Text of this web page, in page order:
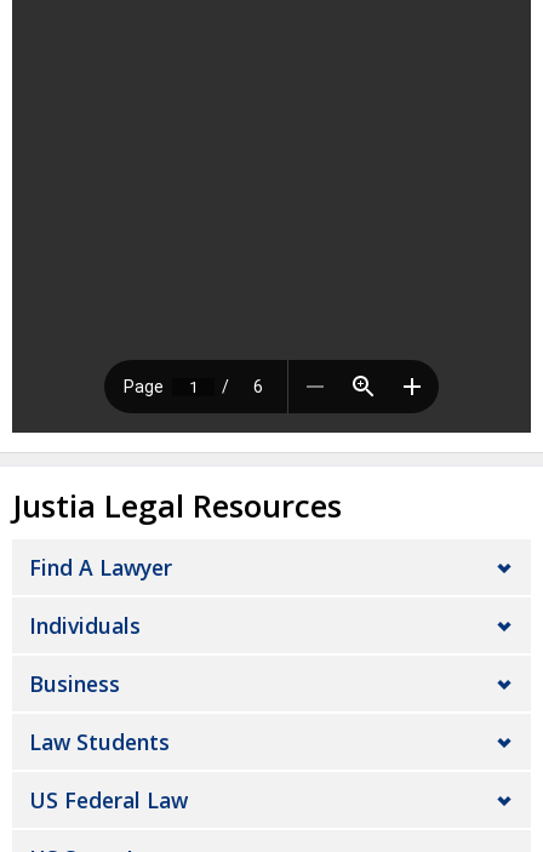
Justia Legal Resources
Find A Lawyer
Individuals
Business
Law Students
US Federal Law